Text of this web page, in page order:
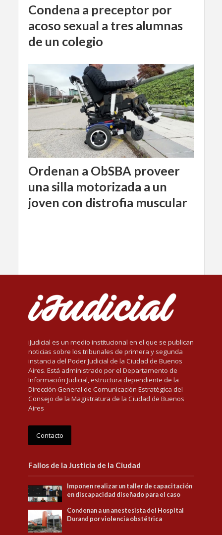
Condena a preceptor por
acoso sexual a tres alumnas
de un colegio
Ordenan a ObSBA proveer
una silla motorizada a un
joven con distrofia muscular
iJudicial es un medio institucional en el que se publican
noticias sobre los tribunales de primera y segunda
instancia del Poder Judicial de la Ciudad de Buenos
Aires. Está administrado por el Departamento de
Información Judicial, estructura dependiente de la
Dirección General de Comunicación Estratégica del
Consejo de la Magistratura de la Ciudad de Buenos
Aires
Contacto
Fallos de la Justicia de la Ciudad
Imponen realizar un taller de capacitación
en discapacidad diseñado para el caso
Condenan a un anestesista del Hospital
Durand por violencia obstétrica